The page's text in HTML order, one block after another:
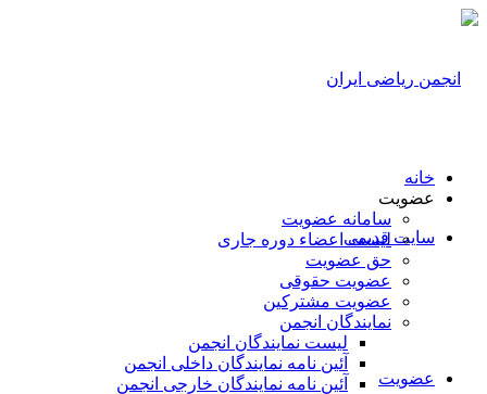
سایت قدیمی
عضویت
خانه
عضویت
سامانه عضویت
لیست اعضاء دوره جاری
حق عضویت
عضویت حقوقی
عضویت مشترکین
نمایندگان انجمن
لیست نمایندگان انجمن
آئین نامه نمایندگان داخلی انجمن
آئین نامه نمایندگان خارجی انجمن